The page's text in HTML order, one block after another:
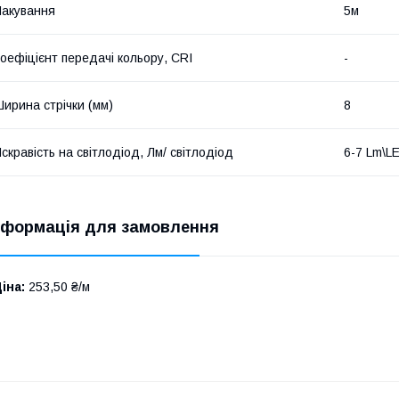
5м
передачі кольору, CRI -
стрічки (мм) 8
на світлодіод, Лм/ світлодіод 6-7
для замовлення
253,50 ₴/м